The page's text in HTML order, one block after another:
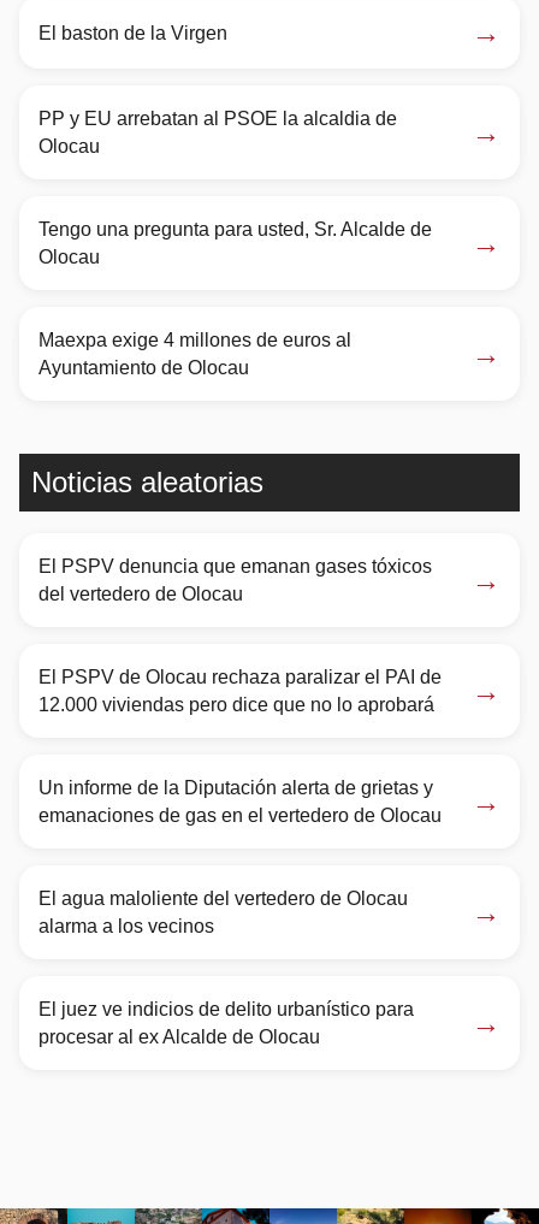
El baston de la Virgen →
PP y EU arrebatan al PSOE la alcaldia de
Olocau
→
Tengo una pregunta para usted, Sr. Alcalde de
Olocau
→
Maexpa exige 4 millones de euros al
Ayuntamiento de Olocau
→
Noticias aleatorias
El PSPV denuncia que emanan gases tóxicos
del vertedero de Olocau
→
El PSPV de Olocau rechaza paralizar el PAI de
12.000 viviendas pero dice que no lo aprobará
→
Un informe de la Diputación alerta de grietas y
emanaciones de gas en el vertedero de Olocau
→
El agua maloliente del vertedero de Olocau
alarma a los vecinos
→
El juez ve indicios de delito urbanístico para
procesar al ex Alcalde de Olocau
→